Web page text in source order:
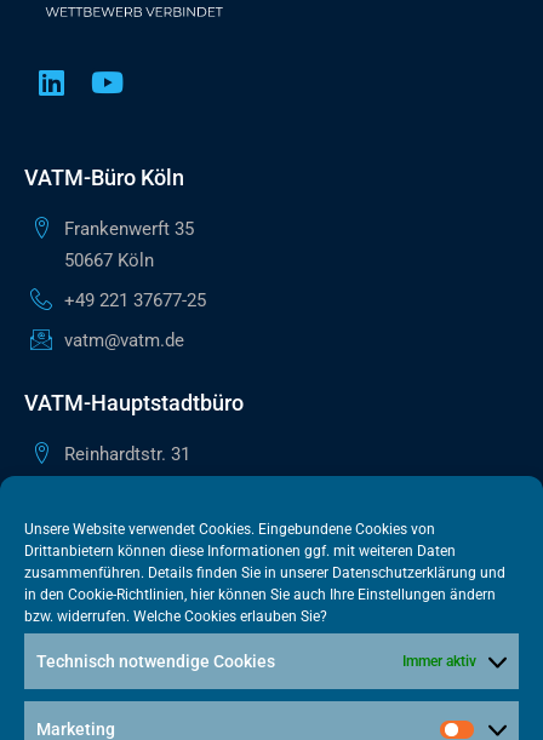
Unsere Website verwendet Cookies. Eingebundene Cookies von
Drittanbietern können diese Informationen ggf. mit weiteren Daten
zusammenführen. Details finden Sie in unserer Datenschutzerklärung und
in den Cookie-Richtlinien, hier können Sie auch Ihre Einstellungen ändern
bzw. widerrufen. Welche Cookies erlauben Sie?
Technisch notwendige Cookies Immer aktiv
Marketing
VATM-Büro Köln
Frankenwerft 35
50667 Köln
+49 221 37677-25
vatm@vatm.de
VATM-Hauptstadtbüro
Reinhardtstr. 31
+49 30 505615-38
berlin@vatm.de
VATM-Büro Brüssel